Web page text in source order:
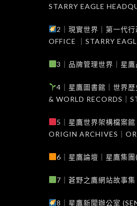
STARRY EAGLE
2｜現實世界｜第一代
OFFICE ｜STARRY
3｜品牌管理世界｜星
4｜星鷹圖書館｜世界
& WORLD RECORDS｜
5｜星鷹世界架構檔案
ORIGIN ARCHIVES｜
6｜星鷹論壇｜星鷹集
7｜蒼野之鷹網站故事
8｜星鷹新聞辦公室